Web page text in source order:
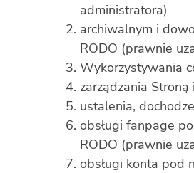
administratora)
archiwalnym i
RODO (prawnie
Wykorzystywania
zarządzania
ustalenia,
obsługi fanpage
RODO (prawnie
obsługi konta pod